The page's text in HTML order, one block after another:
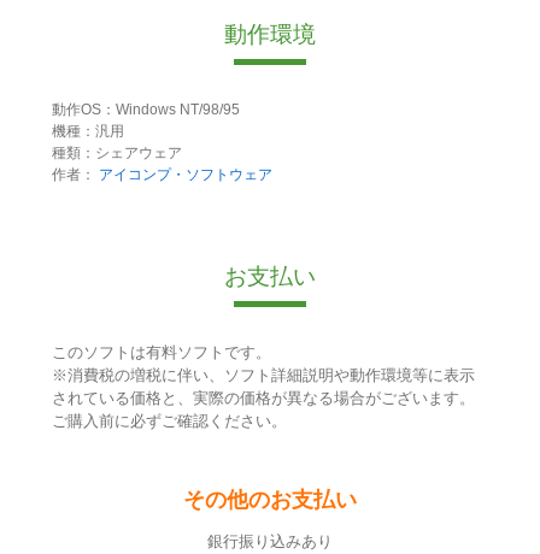
動作環境
動作OS：Windows NT/98/95
機種：汎用
種類：シェアウェア
作者：
アイコンプ・ソフトウェア
お支払い
このソフトは有料ソフトです。
※消費税の増税に伴い、ソフト詳細説明や動作環境等に表示
されている価格と、実際の価格が異なる場合がございます。
ご購入前に必ずご確認ください。
その他のお支払い
銀行振り込みあり